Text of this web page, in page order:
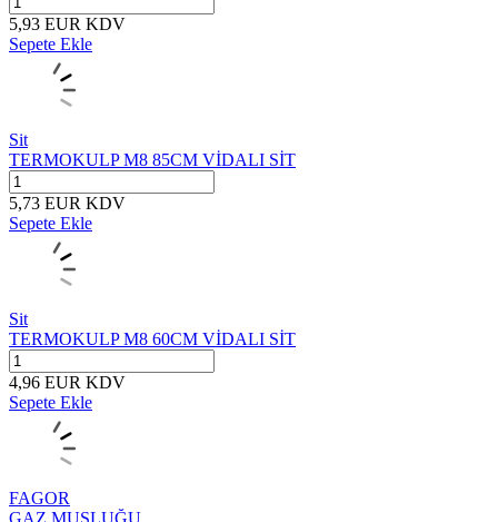
5,93 EUR KDV
Sepete Ekle
Sit
TERMOKULP M8 85CM VİDALI SİT
5,73 EUR KDV
Sepete Ekle
Sit
TERMOKULP M8 60CM VİDALI SİT
4,96 EUR KDV
Sepete Ekle
FAGOR
GAZ MUSLUĞU